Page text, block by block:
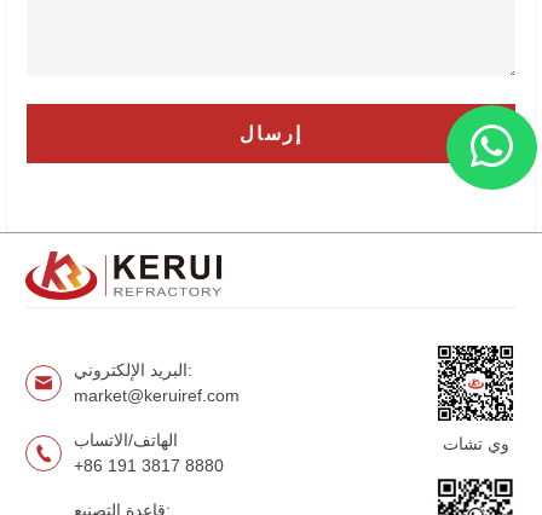
البريد الإلكتروني:
market@keruiref.com
الهاتف/الاتساب
+86 191 3817 8880
قاعدة التصنيع:
وي تشات